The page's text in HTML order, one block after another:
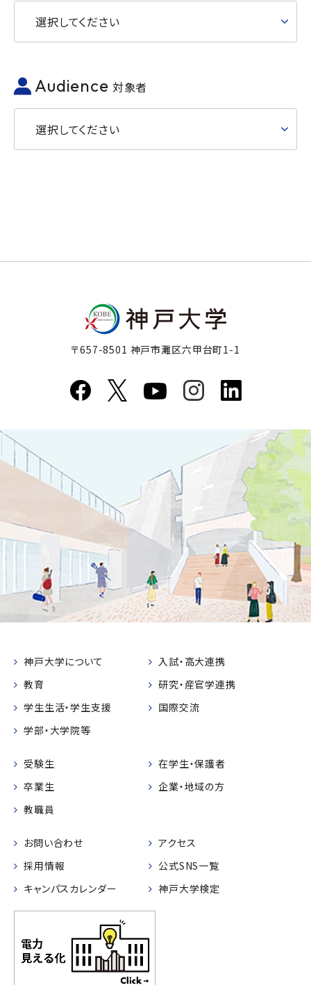
選択してください
Audience 対象者
選択してください
〒657-8501 神戸市灘区六甲台町1-1
神戸大学について
入試・高大連携
教育
研究・産官学連携
学生生活・学生支援
国際交流
学部・大学院等
受験生
在学生・保護者
卒業生
企業・地域の方
教職員
お問い合わせ
アクセス
採用情報
公式SNS一覧
キャンパスカレンダー
神戸大学検定